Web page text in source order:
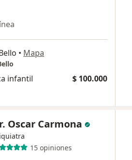
• Mapa
infantil $ 100.000
Oscar Carmona
15 opiniones